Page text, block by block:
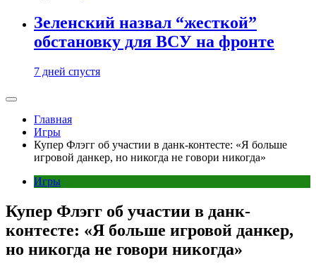
Зеленский назвал “жесткой”
обстановку для ВСУ на фронте
7 дней спустя
Главная
Игры
Купер Флэгг об участии в данк-контесте: «Я больше
игровой данкер, но никогда не говори никогда»
Игры
Купер Флэгг об участии в данк-
контесте: «Я больше игровой данкер,
но никогда не говори никогда»